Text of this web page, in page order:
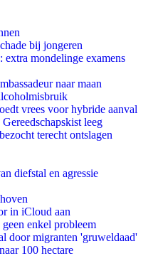
bij jongeren
mondelinge examens
naar maan
vrees voor hybride aanval
leeg
terecht ontslagen
diefstal en agressie
in iCloud aan
enkel probleem
door migranten 'gruweldaad'
100 hectare